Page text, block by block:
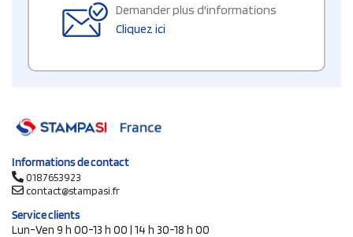
Demander plus d'informations
Cliquez ici
Informations de contact
0187653923
contact@stampasi.fr
Service clients
Lun-Ven 9 h 00-13 h 00 | 14 h 30-18 h 00